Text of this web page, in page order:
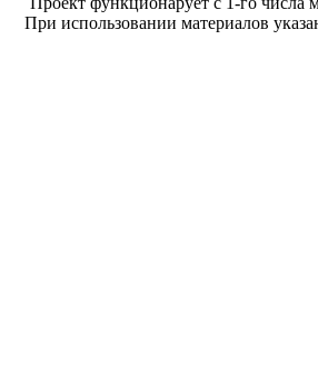
При использовании материалов